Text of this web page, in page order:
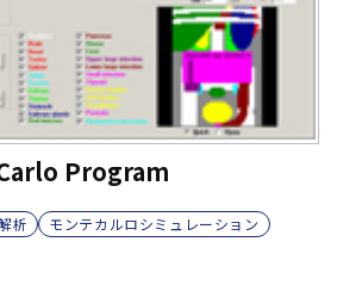
Program
析
モンテカルロシミュレーション